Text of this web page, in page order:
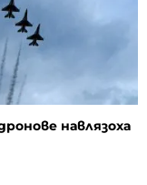
навлязоха